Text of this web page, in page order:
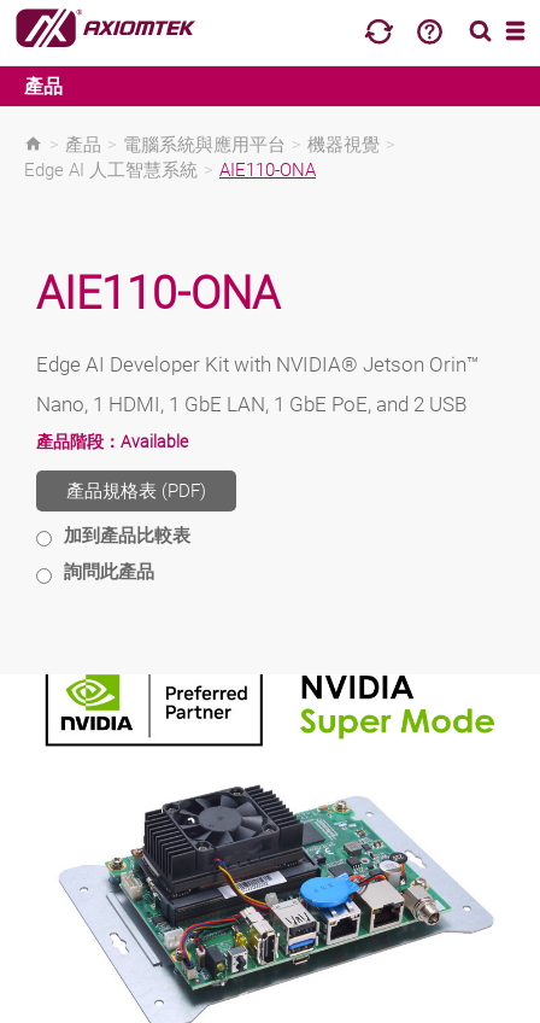
產品
> 產品 > 電腦系統與應用平台 > 機器視覺 >
Edge AI 人工智慧系統 > AIE110-ONA
AIE110-ONA
Edge AI Developer Kit with NVIDIA® Jetson Orin™
Nano, 1 HDMI, 1 GbE LAN, 1 GbE PoE, and 2 USB
產品階段： Available
產品規格表 (PDF)
加到產品比較表
詢問此產品